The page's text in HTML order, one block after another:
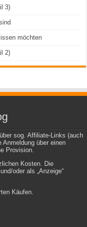
3)
möchten
2)
sog. Affiliate-Links (auch
Anmeldung über einen
Provision.
Kosten. Die
oder als „Anzeige“
Käufen.